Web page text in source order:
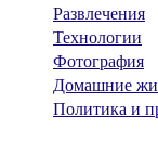
Развлечения
Технологии
Фотография
Домашние
Политика и